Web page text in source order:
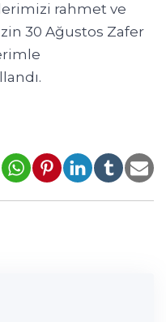
rahmet ve
30 Ağustos Zafer